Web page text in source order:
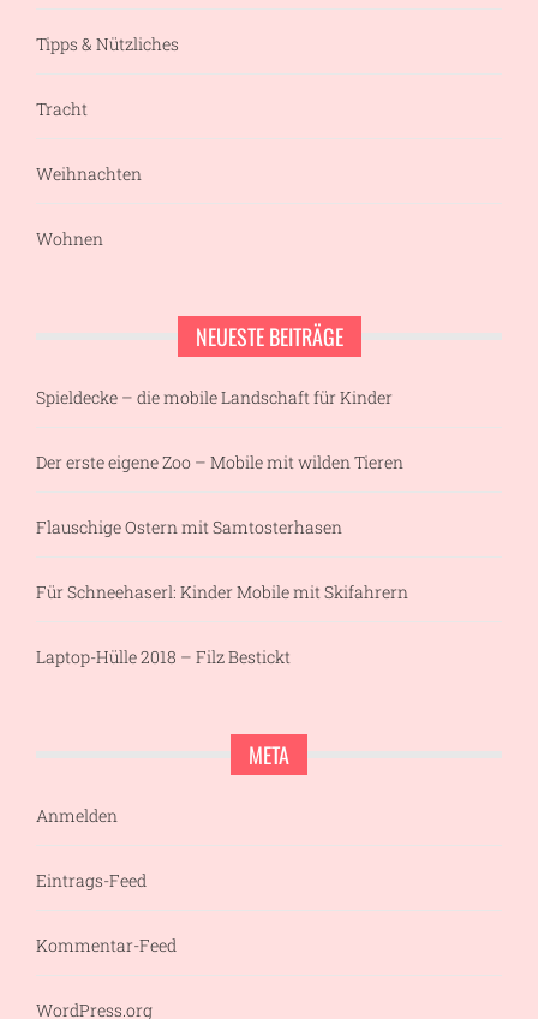
Tipps & Nützliches
Tracht
Weihnachten
Wohnen
NEUESTE BEITRÄGE
Spieldecke – die mobile Landschaft für Kinder
Der erste eigene Zoo – Mobile mit wilden Tieren
Flauschige Ostern mit Samtosterhasen
Für Schneehaserl: Kinder Mobile mit Skifahrern
Laptop-Hülle 2018 – Filz Bestickt
META
Anmelden
Eintrags-Feed
Kommentar-Feed
WordPress.org